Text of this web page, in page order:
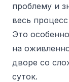
проблему и
весь
Это
на
дворе со
суток.